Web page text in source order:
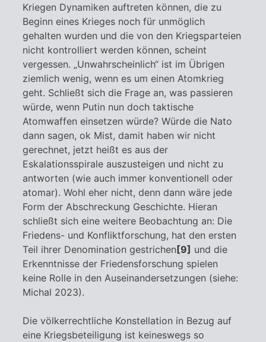
Kriegen Dynamiken auftreten können, die zu
Beginn eines Krieges noch für unmöglich
gehalten wurden und die von den Kriegsparteien
nicht kontrolliert werden können, scheint
vergessen. „Unwahrscheinlich“ ist im Übrigen
ziemlich wenig, wenn es um einen Atomkrieg
geht. Schließt sich die Frage an, was passieren
würde, wenn Putin nun doch taktische
Atomwaffen einsetzen würde? Würde die Nato
dann sagen, ok Mist, damit haben wir nicht
gerechnet, jetzt heißt es aus der
Eskalationsspirale auszusteigen und nicht zu
antworten (wie auch immer konventionell oder
atomar). Wohl eher nicht, denn dann wäre jede
Form der Abschreckung Geschichte. Hieran
schließt sich eine weitere Beobachtung an: Die
Friedens- und Konfliktforschung, hat den ersten
Teil ihrer Denomination gestrichen[9] und die
Erkenntnisse der Friedensforschung spielen
keine Rolle in den Auseinandersetzungen (siehe:
Michal 2023).
Die völkerrechtliche Konstellation in Bezug auf
eine Kriegsbeteiligung ist keineswegs so